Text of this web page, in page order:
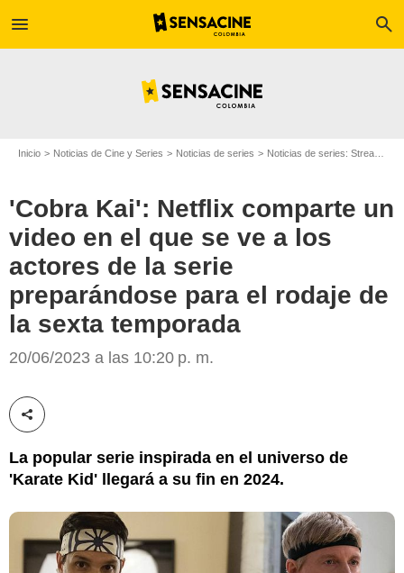
menu search
Inicio Noticias de Cine y Series Noticias de series Noticias de series: Streaming
'Cobra Kai': Netflix comparte un
video en el que se ve a los
actores de la serie
preparándose para el rodaje de
la sexta temporada
20/06/2023 a las 10:20 p. m.
Compartir esta noticia
La popular serie inspirada en el universo de
'Karate Kid' llegará a su fin en 2024.
Sensacine